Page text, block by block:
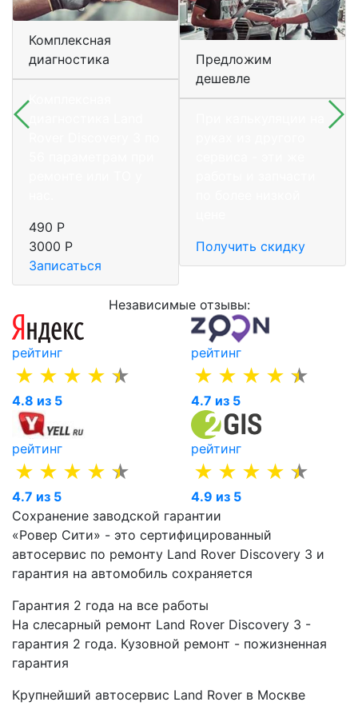
Комплексная
диагностика
Комплексная
490 Р
3000 Р
Записаться
Предложим
дешевле
Получить скидку
Независимые отзывы:
рейтинг
4.8 из 5
рейтинг
4.7 из 5
рейтинг
4.7 из 5
рейтинг
4.9 из 5
Сохранение заводской гарантии
«Ровер Сити» - это сертифицированный
автосервис по ремонту Land Rover Discovery 3 и
гарантия на автомобиль сохраняется
Гарантия 2 года на все работы
На слесарный ремонт Land Rover Discovery 3 -
гарантия 2 года. Кузовной ремонт - пожизненная
гарантия
Крупнейший автосервис Land Rover в Москве